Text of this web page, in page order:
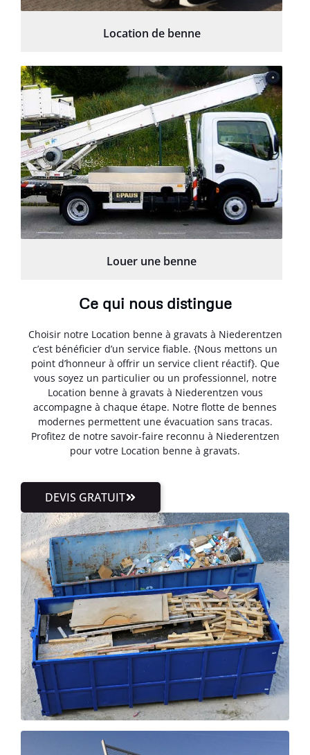
Location de benne
Louer une benne
Ce qui nous distingue
Choisir notre Location benne à gravats à Niederentzen
c’est bénéficier d’un service fiable. {Nous mettons un
point d’honneur à offrir un service client réactif}. Que
vous soyez un particulier ou un professionnel, notre
Location benne à gravats à Niederentzen vous
accompagne à chaque étape. Notre flotte de bennes
modernes permettent une évacuation sans tracas.
Profitez de notre savoir-faire reconnu à Niederentzen
pour votre Location benne à gravats.
DEVIS GRATUIT